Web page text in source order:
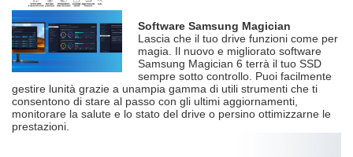
Software Samsung Magician
Lascia che il tuo drive funzioni come per
magia. Il nuovo e migliorato software
Samsung Magician 6 terrà il tuo SSD
sempre sotto controllo. Puoi facilmente
gestire lunità grazie a unampia gamma di utili strumenti che ti
consentono di stare al passo con gli ultimi aggiornamenti,
monitorare la salute e lo stato del drive o persino ottimizzarne le
prestazioni.